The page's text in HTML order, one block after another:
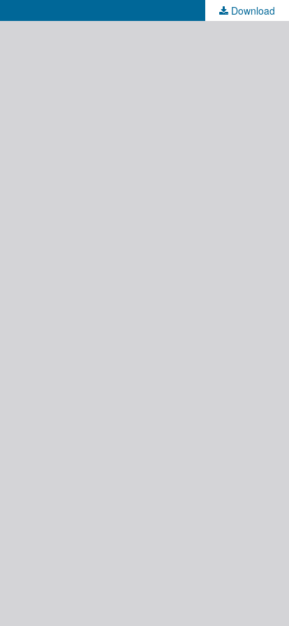
Download